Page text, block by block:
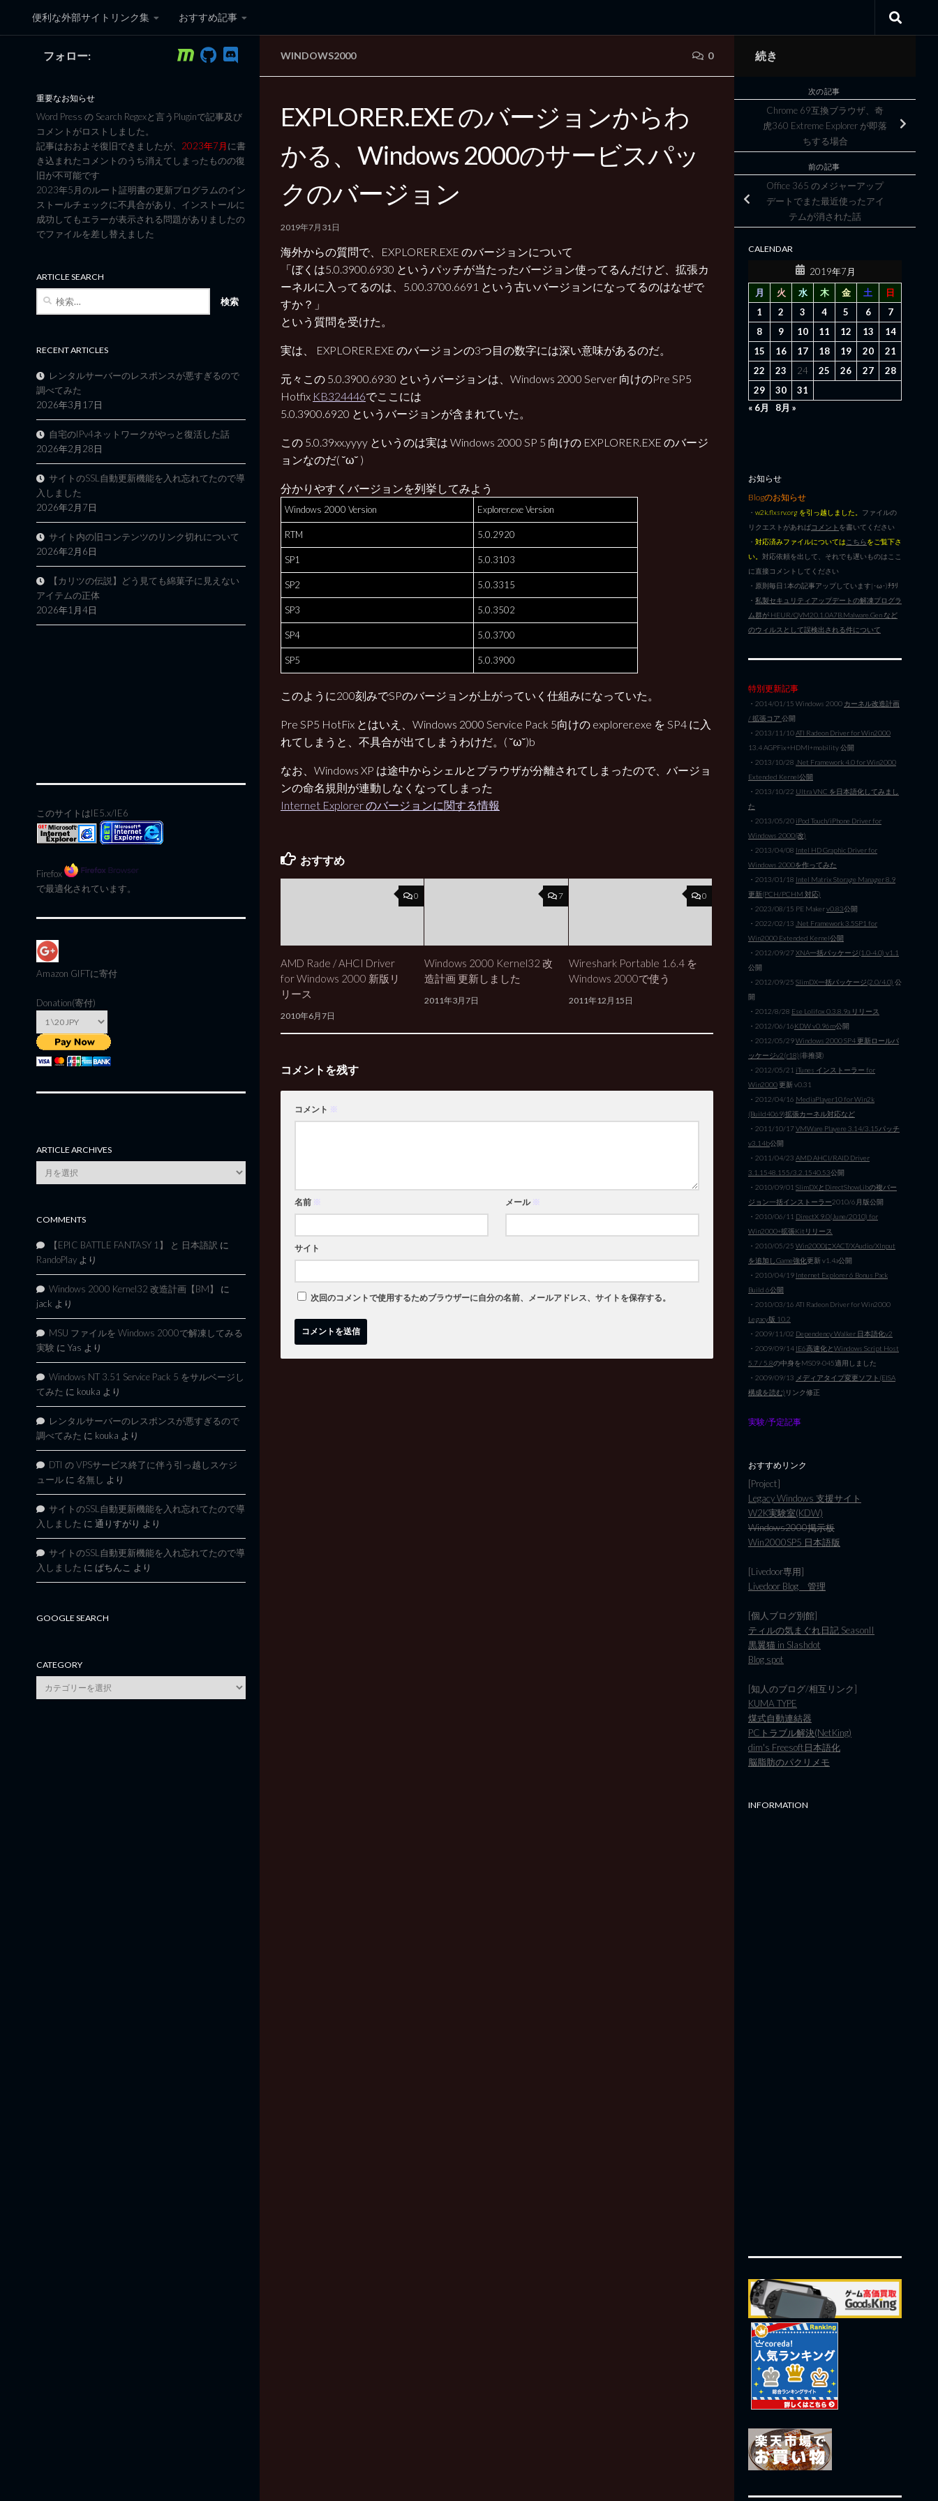
コンテンツへスキップ
便利な外部サイトリンク集 おすすめ記事
黒翼猫のコンピュータ日記 3rd Edition
WINDOWS2000 0
EXPLORER.EXE のバージョンからわ
かる、Windows 2000のサービスパッ
クのバージョン
2019年7月31日
海外からの質問で、EXPLORER.EXE のバージョンについて
「ぼくは5.0.3900.6930 というパッチが当たったバージョン使ってるんだけど、拡張カ
ーネルに入ってるのは、5.00.3700.6691 という古いバージョンになってるのはなぜで
すか？」
という質問を受けた。
実は、 EXPLORER.EXE のバージョンの3つ目の数字には深い意味があるのだ。
元々この 5.0.3900.6930 というバージョンは、Windows 2000 Server 向けのPre SP5
Hotfix KB324446でここには
5.0.3900.6920 というバージョンが含まれていた。
この 5.0.39xx.yyyy というのは実は Windows 2000 SP 5 向けの EXPLORER.EXE のバージ
ョンなのだ( ˘ω˘ )
分かりやすくバージョンを列挙してみよう
Windows 2000 Version Explorer.exe Version
RTM 5.0.2920
SP1 5.0.3103
SP2 5.0.3315
SP3 5.0.3502
SP4 5.0.3700
SP5 5.0.3900
このように200刻みでSPのバージョンが上がっていく仕組みになっていた。
Pre SP5 HotFix とはいえ、Windows 2000 Service Pack 5向けの explorer.exe を SP4 に入
れてしまうと、不具合が出てしまうわけだ。( ˘ω˘)b
なお、Windows XP は途中からシェルとブラウザが分離されてしまったので、バージョ
ンの命名規則が連動しなくなってしまった
Internet Explorer のバージョンに関する情報
おすすめ
0
AMD Rade / AHCI Driver
for Windows 2000 新版リ
リース
2010年6月7日
7
Windows 2000 Kernel32 改
造計画 更新しました
2011年3月7日
0
Wireshark Portable 1.6.4 を
Windows 2000で使う
2011年12月15日
コメントを残す
コメント ※
名前 ※ メール ※
サイト
次回のコメントで使用するためブラウザーに自分の名前、メールアドレス、サイトを保存する。
フォロー:
重要なお知らせ
Word Press の Search Regexと言うPluginで記事及び
コメントがロストしました。
記事はおおよそ復旧できましたが、 2023年7月に書
き込まれたコメントのうち消えてしまったものの復
旧が不可能です
2023年5月のルート証明書の更新プログラムのイン
ストールチェックに不具合があり、インストールに
成功してもエラーが表示される問題がありましたの
でファイルを差し替えました
ARTICLE SEARCH
RECENT ARTICLES
レンタルサーバーのレスポンスが悪すぎるので
調べてみた
2026年3月17日
自宅のIPv4ネットワークがやっと復活した話
2026年2月28日
サイトのSSL自動更新機能を入れ忘れてたので導
入しました
2026年2月7日
サイト内の旧コンテンツのリンク切れについて
2026年2月6日
【カリツの伝説】どう見ても綿菓子に見えない
アイテムの正体
2026年1月4日
このサイトはIE5.x/IE6
Firefox
で最適化されています。
Amazon GIFTに寄付
Donation(寄付)
ARTICLE ARCHIVES
Article
Archives
COMMENTS
【EPIC BATTLE FANTASY 1】 と 日本語訳 に
RandoPlay より
Windows 2000 Kernel32 改造計画【BM】
に
jack より
MSU ファイルを Windows 2000で解凍してみる
実験 に Yas より
Windows NT 3.51 Service Pack 5 をサルベージし
てみた に kouka より
レンタルサーバーのレスポンスが悪すぎるので
調べてみた に kouka より
DTI の VPSサービス終了に伴う引っ越しスケジ
ュール に 名無し より
サイトのSSL自動更新機能を入れ忘れてたので導
入しました に 通りすがり より
サイトのSSL自動更新機能を入れ忘れてたので導
入しました に ぱちんこ より
GOOGLE SEARCH
CATEGORY
category
続き
次の記事
Chrome 69互換ブラウザ、奇
虎360 Extreme Explorer が即落
ちする場合
前の記事
Office 365 のメジャーアップ
デートでまた最近使ったアイ
テムが消された話
CALENDAR
2019年7月
月
火 水 木 金 土
日
1
2 3 4 5 6
7
8
9 10 11 12 13
14
15
16 17 18 19 20
21
22
23 24 25 26 27
28
29
30
31
« 6月
8月 »
お知らせ
Blogのお知らせ
・ w2k.flxsrv.org を引っ越しました。 ファイルの
リクエストがあればコメント を書いてください
・ 対応済みファイルについては こちらをご覧下さ
い。 対応依頼を出して、それでも遅いものはここ
に直接コメントしてください
・原則毎日1本の記事アップしています|･ω･)ﾁﾗﾘ
・ 私製セキュリティアップデートの解凍プログラ
ム群が HEUR/QVM20.1.0A7B.Malware.Gen など
のウィルスとして誤検出される件について
特別更新記事
・2014/01/15 Windows 2000 カーネル改造計画
/ 拡張コア 公開
・2013/11/10ATI Radeon Driver for Win2000
13.4 AGPFix+HDMI+mobility 公開
・2013/10/28 .Net Framework 4.0 for Win2000
Extended Kernel公開
・2013/10/22 Ultra VNC を日本語化してみまし
た
・2013/05/20 iPod Touch/iPhone Driver for
Windows 2000(改)
・2013/04/08 Intel HD Graphic Driver for
Windows 2000を作ってみた
・2013/01/18 Intel Matrix Storage Manager 8.9
更新(PCH/PCHM 対応)
・2023/08/15 PE Makerv0.83公開
・2022/02/13 .Net Framework 3.5SP1 for
Win2000 Extended Kernel公開
・2012/09/27XNA一括パッケージ(1.0-4.0) v1.1
公開
・2012/09/25 SlimDX一括パッケージ(2.0/4.0) 公
開
・2012/8/28 Ese Lolifox 0.3.8.9a リリース
・2012/06/16KDW v0.96m公開
・2012/05/29Windows 2000 SP4 更新ロールパ
ッケージv2(r18)(非推奨)
・2012/05/21 iTunes インストーラー for
Win2000更新 v0.31
・2012/04/16 MediaPlayer10 for Win2k
(Build4069)拡張カーネル対応など
・2011/10/17VMWare Playere 3.14/3.15パッチ
v3.14b公開
・2011/04/23 AMD AHCI/RAID Driver
3.1.1548.155/3.2.1540.53公開
・2010/09/01 SlimDXとDirectShowLibの複バー
ジョン一括インストーラー2010/6月版公開
・2010/06/11 DirectX 9.0(June/2010) for
Win2000+拡張Kitリリース
・2010/05/25 Win2000にXACT/XAudio/XInput
を追加しGame強化更新 v1.4a公開
・2010/04/19 Internet Explorer 6 Bonus Pack
Build 6公開
・2010/03/16 ATI Radeon Driver for Win2000
Legacy版 10.2
・2009/11/02 Dependency Walker 日本語化v2
・2009/09/14 IE6高速化とWindows Script Host
5.7 / 5.8の中身をMS09-045適用しました
・2009/09/13 メディアタイプ変更ソフト(EISA
構成を読む) リンク修正
実験/予定記事
おすすめリンク
[Project]
Legacy Windows 支援サイト
W2K実験室(KDW)
Windows2000掲示板
Win2000SP5 日本語版
[Livedoor専用]
Livedoor Blog 管理
[個人ブログ別館]
ティルの気まぐれ日記 SeasonII
黒翼猫 in Slashdot
Blog spot
[知人のブログ/相互リンク]
KUMA TYPE
煤式自動連結器
PCトラブル解決(NetKing)
dim's Freesoft日本語化
脳脂肪のパクリメモ
INFORMATION